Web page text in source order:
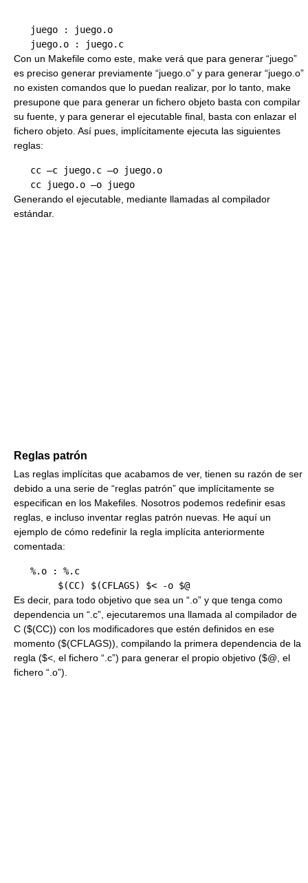
   juego : juego.o
Con un Makefile como este, make verá que para generar “juego”
es preciso generar previamente “juego.o” y para generar “juego.o”
no existen comandos que lo puedan realizar, por lo tanto, make
presupone que para generar un fichero objeto basta con compilar
su fuente, y para generar el ejecutable final, basta con enlazar el
fichero objeto. Así pues, implícitamente ejecuta las siguientes
reglas:
   cc –c juego.c –o juego.o
Generando el ejecutable, mediante llamadas al compilador
estándar.
Reglas patrón
Las reglas implícitas que acabamos de ver, tienen su razón de ser
debido a una serie de “reglas patrón” que implícitamente se
especifican en los Makefiles. Nosotros podemos redefinir esas
reglas, e incluso inventar reglas patrón nuevas. He aquí un
ejemplo de cómo redefinir la regla implícita anteriormente
comentada:
   %.o : %.c
Es decir, para todo objetivo que sea un “.o” y que tenga como
dependencia un “.c”, ejecutaremos una llamada al compilador de
C ($(CC)) con los modificadores que estén definidos en ese
momento ($(CFLAGS)), compilando la primera dependencia de la
regla ($<, el fichero “.c”) para generar el propio objetivo ($@, el
fichero “.o”).